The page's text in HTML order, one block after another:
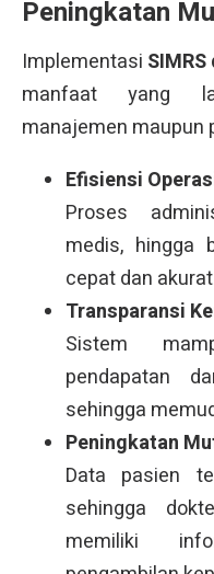
Peningkatan
Implementasi SIMRS
manfaat yang
manajemen maupun
Efisiensi
Proses
medis, hingga
cepat dan
Transparansi
Sistem
pendapatan
sehingga
Peningkatan
Data pasien
sehingga
memiliki